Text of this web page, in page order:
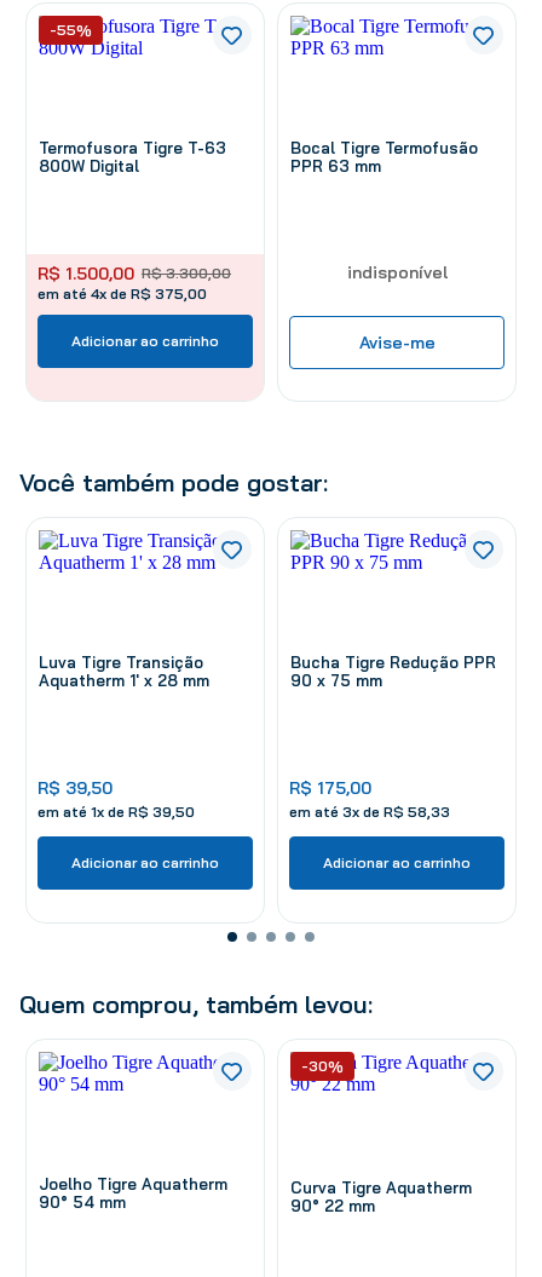
Termofusora Tigre T-63
800W Digital
R$ 3.300,00
R$ 1.500,00
em até 4x de R$ 375,00
-55%
Adicionar ao carrinho
Bocal Tigre Termofusão
PPR 63 mm
indisponível
Avise-me
Você também pode gostar:
Luva Tigre Transição
Aquatherm 1' x 28 mm
R$ 39,50
em até 1x de R$ 39 50
Adicionar ao carrinho
Bucha Tigre Redução PPR
90 x 75 mm
R$ 175,00
em até 3x de R$ 58 33
Adicionar ao carrinho
Quem comprou, também levou:
Joelho Tigre Aquatherm
90° 54 mm
Curva Tigre Aquatherm
90° 22 mm
-30%